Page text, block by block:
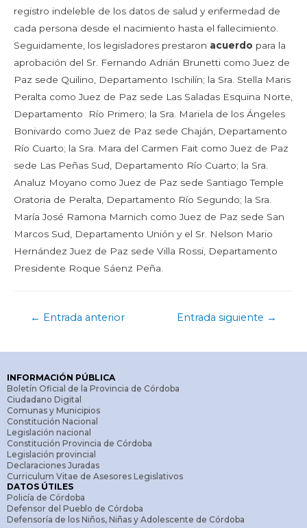
registro indeleble de los datos de salud y enfermedad de
cada persona desde el nacimiento hasta el fallecimiento.
Seguidamente, los legisladores prestaron acuerdo para la
aprobación del Sr. Fernando Adrián Brunetti como Juez de
Paz sede Quilino, Departamento Ischilín; la Sra. Stella Maris
Peralta como Juez de Paz sede Las Saladas Esquina Norte,
Departamento Río Primero; la Sra. Mariela de los Ángeles
Bonivardo como Juez de Paz sede Chaján, Departamento
Río Cuarto; la Sra. Mara del Carmen Fait como Juez de Paz
sede Las Peñas Sud, Departamento Río Cuarto; la Sra.
Analuz Moyano como Juez de Paz sede Santiago Temple
Oratoria de Peralta, Departamento Río Segundo; la Sra.
María José Ramona Marnich como Juez de Paz sede San
Marcos Sud, Departamento Unión y el Sr. Nelson Mario
Hernández Juez de Paz sede Villa Rossi, Departamento
Presidente Roque Sáenz Peña.
← Entrada anterior Entrada siguiente →
INFORMACIÓN PÚBLICA
Boletín Oficial de la Provincia de Córdoba
Ciudadano Digital
Comunas y Municipios
Constitución Nacional
Legislación nacional
Constitución Provincia de Córdoba
Legislación provincial
Declaraciones Juradas
Curriculum Vitae de Asesores Legislativos
DATOS ÚTILES
Policía de Córdoba
Defensor del Pueblo de Córdoba
Defensoría de los Niños, Niñas y Adolescente de Córdoba